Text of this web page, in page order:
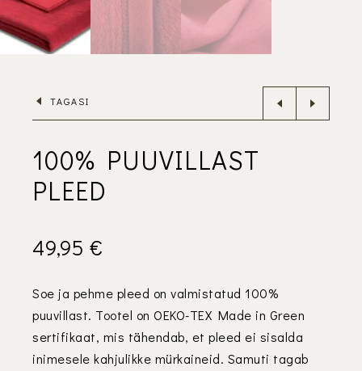
TAGASI
100% PUUVILLAST
PLEED
49,95 €
Soe ja pehme pleed on valmistatud 100%
puuvillast. Tootel on OEKO-TEX Made in Green
sertifikaat, mis tähendab, et pleed ei sisalda
inimesele kahjulikke mürkaineid. Samuti tagab